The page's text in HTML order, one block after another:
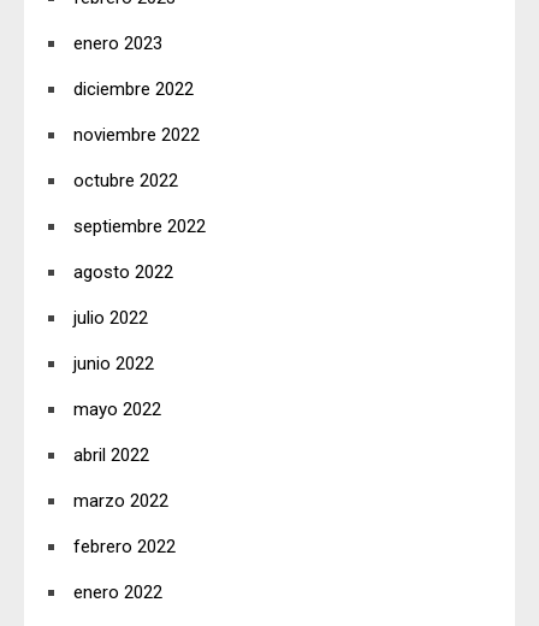
enero 2023
diciembre 2022
noviembre 2022
octubre 2022
septiembre 2022
agosto 2022
julio 2022
junio 2022
mayo 2022
abril 2022
marzo 2022
febrero 2022
enero 2022